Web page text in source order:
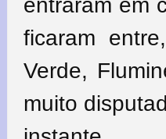
entraram em
ficaram
Verde,
muito